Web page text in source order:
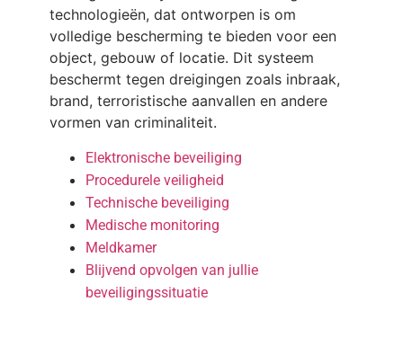
technologieën, dat ontworpen is om
volledige bescherming te bieden voor een
object, gebouw of locatie. Dit systeem
beschermt tegen dreigingen zoals inbraak,
brand, terroristische aanvallen en andere
vormen van criminaliteit.
Elektronische beveiliging
Procedurele veiligheid
Technische beveiliging
Medische monitoring
Meldkamer
Blijvend opvolgen van jullie
beveiligingssituatie